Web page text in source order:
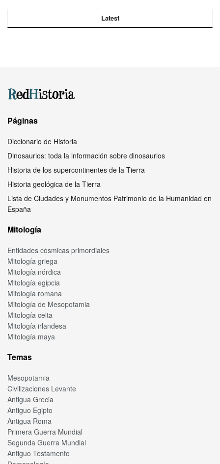
Latest
Páginas
Diccionario de Historia
Dinosaurios: toda la información sobre dinosaurios
Historia de los supercontinentes de la Tierra
Historia geológica de la Tierra
Lista de Ciudades y Monumentos Patrimonio de la Humanidad en
España
Mitología
Entidades cósmicas primordiales
Mitología griega
Mitología nórdica
Mitología egipcia
Mitología romana
Mitología de Mesopotamia
Mitología celta
Mitología irlandesa
Mitología maya
Temas
Mesopotamia
Civilizaciones Levante
Antigua Grecia
Antiguo Egipto
Antigua Roma
Primera Guerra Mundial
Segunda Guerra Mundial
Antiguo Testamento